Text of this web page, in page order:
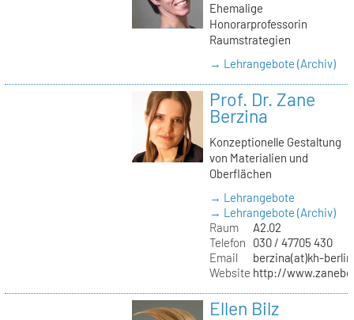
Ehemalige
Honorarprofessorin
Raumstrategien
→ Lehrangebote (Archiv)
Prof. Dr. Zane
Berzina
Konzeptionelle Gestaltung
von Materialien und
Oberflächen
→ Lehrangebote
→ Lehrangebote (Archiv)
Raum
A2.02
Telefon
030 / 47705 430
Email
berzina(at)kh-
Website http://
Ellen Bilz